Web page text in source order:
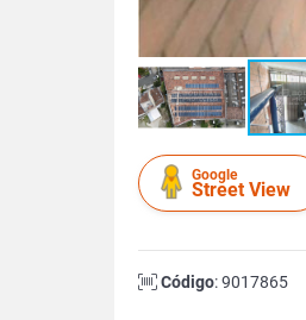
Google
Street View
Código: 9017865